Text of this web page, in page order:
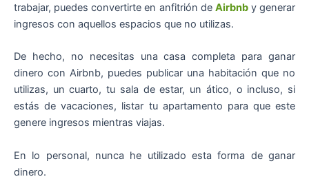
trabajar, puedes convertirte en anfitrión de Airbnby generar
ingresos con aquellos espacios que no utilizas.
De hecho, no necesitas una casa completa para ganar
dinero con Airbnb, puedes publicar una habitación que no
utilizas, un cuarto, tu sala de estar, un ático, o incluso, si
estás de vacaciones, listar tu apartamento para que este
genere ingresos mientras viajas.
En lo personal, nunca he utilizado esta forma de ganar
dinero.